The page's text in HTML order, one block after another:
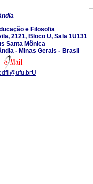
e Filosofia
2121, Bloco U, Sala 1U131
Santa Mônica
- Minas Gerais - Brasil